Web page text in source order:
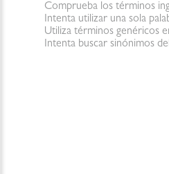
Comprueba los términos
Intenta utilizar una sola
Utiliza términos genéricos
Intenta buscar sinónimos